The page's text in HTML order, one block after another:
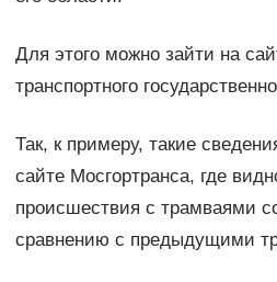
Для этого можно зайти на
транспортного
Так, к примеру, такие
сайте Мосгортранса, где
происшествия с трамваями
сравнению с предыдущими